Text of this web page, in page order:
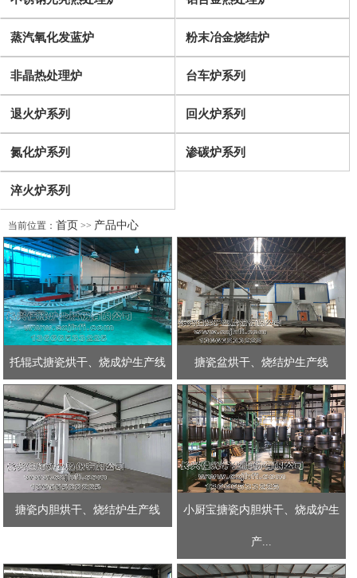
蒸汽氧化发蓝炉 粉末冶金烧结炉
非晶热处理炉 台车炉系列
退火炉系列 回火炉系列
氮化炉系列 渗碳炉系列
淬火炉系列
当前位置： 首页 >> 产品中心
托辊式搪瓷烘干、烧成炉生产线 搪瓷盆烘干、烧结炉生产线
搪瓷内胆烘干、烧结炉生产线 小厨宝搪瓷内胆烘干、烧成炉生
产...